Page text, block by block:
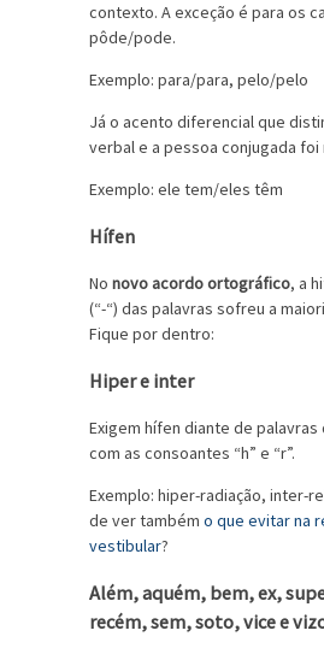
contexto. A exceção é para os
pôde/pode.
Exemplo: para/para, pelo/pelo
Já o acento diferencial que
verbal e a pessoa conjugada foi
Exemplo: ele tem/eles têm
Hífen
No novo acordo ortográfico, a
(“-“) das palavras sofreu a
Fique por dentro:
Hiper e inter
Exigem hífen diante de palavras
com as consoantes “h” e “r”.
Exemplo: hiper-radiação, inter-
de ver também o que evitar na
vestibular?
Além, aquém, bem, ex,
recém, sem, soto, vice e